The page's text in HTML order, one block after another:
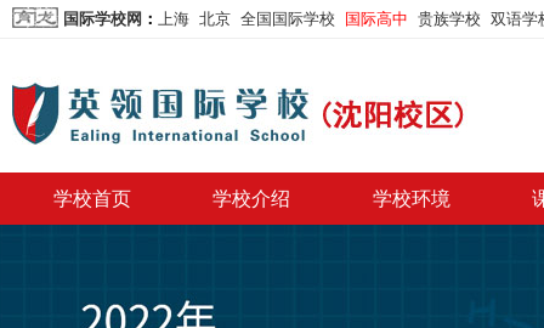
国际学校网 ： 上海 北京 全国国际学校 国际高中 贵族学校 双语学
学校首页 学校介绍 学校环境